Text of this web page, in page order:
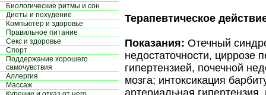
Биологические ритмы и сон
Диеты и похудение
Компьютер и здоровье
Правильное питание
Секс и здоровье
Спорт
Поддержание хорошего
самочувствия
Аллергия
Массаж
Терапевтическое
Показания: Отечный
недостаточности, циррозе
гипертензией, почечной
мозга; интоксикация
артериальная гипертензия,